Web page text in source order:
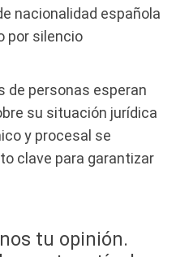
nacionalidad española
por silencio
de personas esperan
su situación jurídica
y procesal se
clave para garantizar
tu opinión.